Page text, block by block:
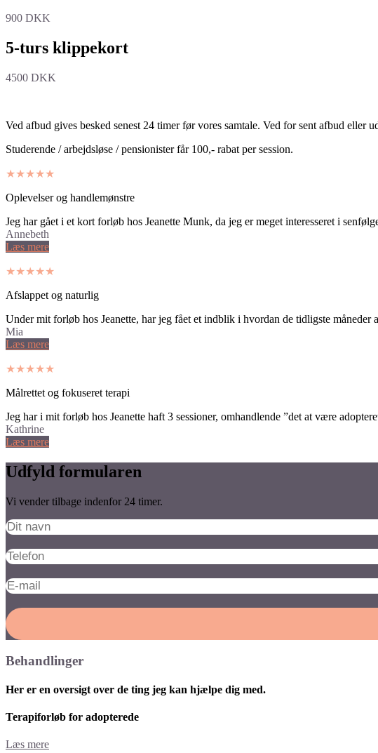
900 DKK
5-turs klippekort
4500 DKK
Ved afbud gives besked senest 24 timer før vores samtale. Ved for sent afbud eller
Studerende / arbejdsløse / pensionister får 100,- rabat per session.
★★★★★
Oplevelser og handlemønstre
Jeg har gået i et kort forløb hos Jeanette Munk, da jeg er meget interesseret i
Annebeth
Læs mere
★★★★★
Afslappet og naturlig
Under mit forløb hos Jeanette, har jeg fået et indblik i hvordan de tidligste måneder
Mia
Læs mere
★★★★★
Målrettet og fokuseret terapi
Jeg har i mit forløb hos Jeanette haft 3 sessioner, omhandlende ”det at være
Kathrine
Læs mere
Udfyld formularen
Vi vender tilbage indenfor 24 timer.
Behandlinger
Her er en oversigt over de ting jeg kan hjælpe dig med.
Terapiforløb for adopterede
Læs mere